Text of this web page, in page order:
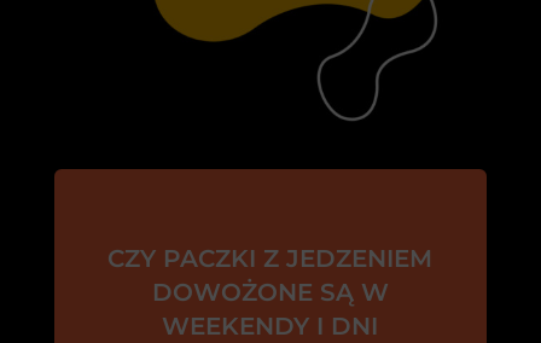
CZY PACZKI Z JEDZENIEM
DOWOŻONE SĄ W
WEEKENDY I DNI